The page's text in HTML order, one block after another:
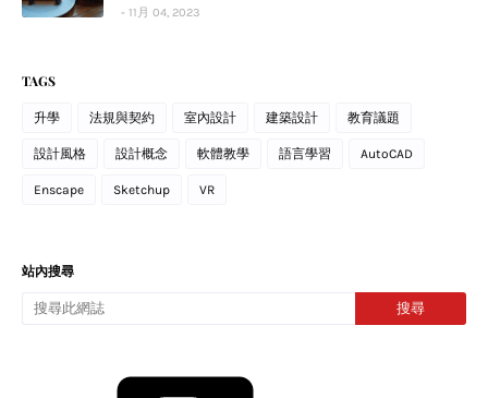
11月 04, 2023
TAGS
升學 法規與契約 室內設計 建築設計 教育議題
設計風格 設計概念 軟體教學 語言學習 AutoCAD
Enscape Sketchup VR
站內搜尋